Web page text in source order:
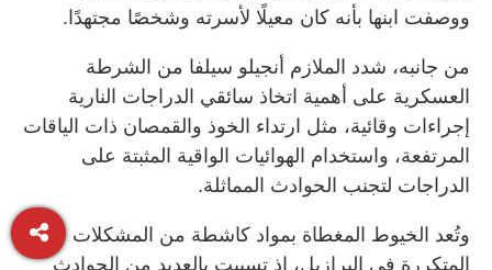
ووصفت ابنها بأنه كان معيلًا لأسرته وشخصًا مجتهدًا.
من جانبه، شدد الملازم أنجيلو سيلفا من الشرطة
العسكرية على أهمية اتخاذ سائقي الدراجات النارية
إجراءات وقائية، مثل ارتداء الخوذ والقمصان ذات الياقات
المرتفعة، واستخدام الهوائيات الواقية المثبتة على
الدراجات لتجنب الحوادث المماثلة.
وتُعد الخيوط المغطاة بمواد كاشطة من المشكلات
المتكررة في البرازيل، إذ تسببت بالعديد من الحوادث